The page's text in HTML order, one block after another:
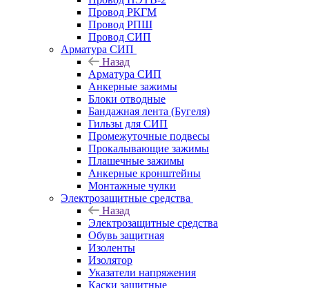
Провод РКГМ
Провод РПШ
Провод СИП
Арматура СИП
Назад
Арматура СИП
Анкерные зажимы
Блоки отводные
Бандажная лента (Бугеля)
Гильзы для СИП
Промежуточные подвесы
Прокалывающие зажимы
Плашечные зажимы
Анкерные кронштейны
Монтажные чулки
Электрозащитные средства
Назад
Электрозащитные средства
Обувь защитная
Изоленты
Изолятор
Указатели напряжения
Каски защитные